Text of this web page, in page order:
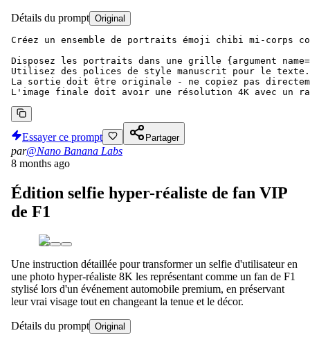
Détails du prompt Original
Créez un ensemble de portraits émoji chibi mi-corps
Disposez les portraits dans une grille {argument
Utilisez des polices de style manuscrit pour le texte.
La sortie doit être originale - ne copiez pas
L'image finale doit avoir une résolution 4K avec un
Essayer ce prompt Partager
par@Nano Banana Labs
8 months ago
Édition selfie hyper-réaliste de fan VIP
de F1
Une instruction détaillée pour transformer un selfie d'utilisateur en
une photo hyper-réaliste 8K les représentant comme un fan de F1
stylisé lors d'un événement automobile premium, en préservant
leur vrai visage tout en changeant la tenue et le décor.
Détails du prompt Original